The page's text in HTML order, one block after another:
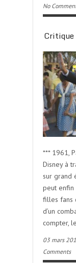
No
Critique
*** 1961,
Disney à
sur grand
peut enfin
filles fans
d’un
compter,
03 mars
Comments